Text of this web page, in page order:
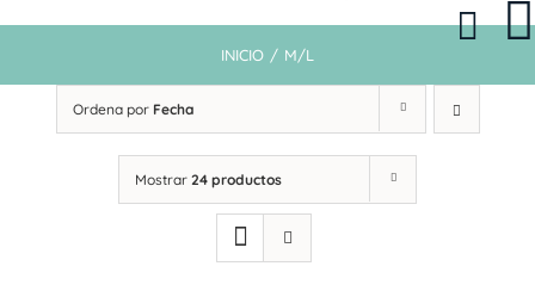
INICIO / M/L
Ordena por Fecha
Mostrar 24 productos